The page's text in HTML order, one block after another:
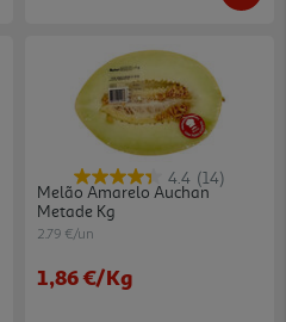
4.4 (14)
Melão Amarelo Auchan
Metade Kg
2.79 €/un
1,86 €/Kg